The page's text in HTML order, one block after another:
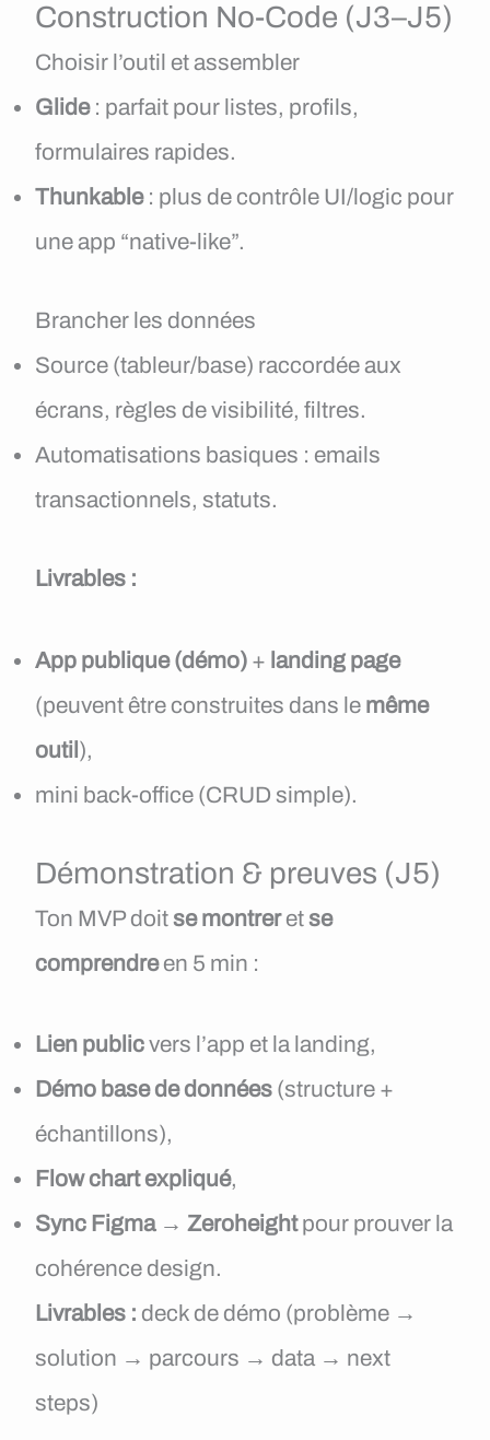
Construction No-Code (J3–J5)
Choisir l’outil et assembler
Glide: parfait pour listes, profils,
formulaires rapides.
Thunkable: plus de contrôle UI/logic pour
une app “native-like”.
Brancher les données
Source (tableur/base) raccordée aux
écrans, règles de visibilité, filtres.
Automatisations basiques : emails
transactionnels, statuts.
Livrables :
App publique (démo) + landing page
(peuvent être construites dans le même
outil ),
mini back-office (CRUD simple).
Démonstration & preuves (J5)
Ton MVP doitse montreretse
comprendreen 5 min :
Lien publicvers l’app et la landing,
Démo base de données (structure +
échantillons),
Flow chart expliqué,
Sync Figma → Zeroheightpour prouver la
cohérence design.
Livrables : deck de démo (problème →
solution → parcours → data → next
steps)